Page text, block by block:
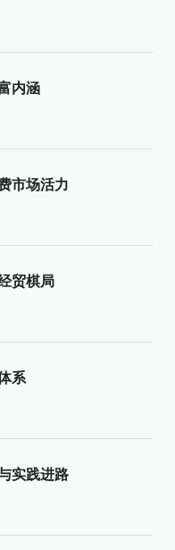
内涵
市场活力
贸棋局
系
实践进路